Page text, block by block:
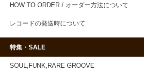
HOW TO ORDER / オーダー方法について
レコードの発送時について
特集・SALE
SOUL,FUNK,RARE GROOVE